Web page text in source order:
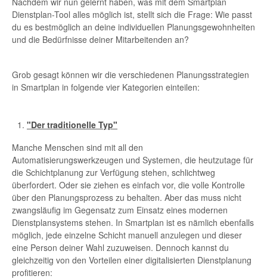
Dienstplan-Tool alles möglich ist, stellt sich die Frage: Wie passt
du es bestmöglich an deine individuellen Planungsgewohnheiten
und die Bedürfnisse deiner Mitarbeitenden an?
Grob gesagt können wir die verschiedenen Planungsstrategien
in Smartplan in folgende vier Kategorien einteilen:
"Der traditionelle Typ"
Manche Menschen sind mit all den
Automatisierungswerkzeugen und Systemen, die heutzutage für
die Schichtplanung zur Verfügung stehen, schlichtweg
überfordert. Oder sie ziehen es einfach vor, die volle Kontrolle
über den Planungsprozess zu behalten. Aber das muss nicht
zwangsläufig im Gegensatz zum Einsatz eines modernen
Dienstplansystems stehen. In Smartplan ist es nämlich ebenfalls
möglich, jede einzelne Schicht manuell anzulegen und dieser
eine Person deiner Wahl zuzuweisen. Dennoch kannst du
gleichzeitig von den Vorteilen einer digitalisierten Dienstplanung
profitieren: